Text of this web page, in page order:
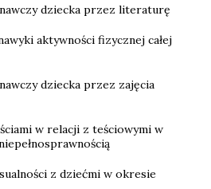
dziecka przez literaturę
aktywności fizycznej całej
dziecka przez zajęcia
w relacji z teściowymi w
z dziećmi w okresie